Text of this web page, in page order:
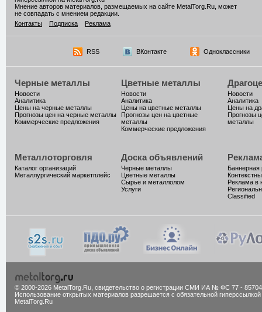
Мнение авторов материалов, размещаемых на сайте MetalTorg.Ru, может
не совпадать с мнением редакции.
Контакты
Подписка Реклама
RSS ВКонтакте Одноклассники
Черные металлы
Новости
Аналитика
Цены на черные металлы
Прогнозы цен на черные металлы
Коммерческие предложения
Цветные металлы
Новости
Аналитика
Цены на цветные металлы
Прогнозы цен на цветные
металлы
Коммерческие предложения
Новости
Аналитика
Цены на
Прогнозы
металлы
Металлоторговля
Каталог организаций
Металлургический маркетплейс
Доска объявлений
Черные металлы
Цветные металлы
Сырье и металлолом
Услуги
Баннерная
Реклама в
Classified
© 2000-2026 MetalTorg.Ru, cвидетельство о регистрации СМИ ИА № ФС 77 - 85704
Использование открытых материалов разрешается с обязательной гиперссылкой
MetalTorg.Ru